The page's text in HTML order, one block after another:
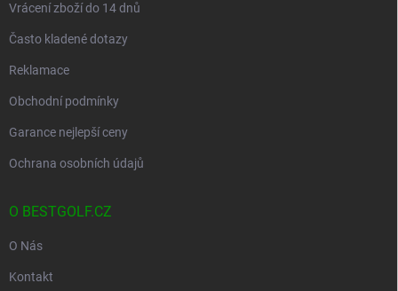
Vrácení zboží do 14 dnů
Často kladené dotazy
Reklamace
Obchodní podmínky
Garance nejlepší ceny
Ochrana osobních údajů
O BESTGOLF.CZ
O Nás
Kontakt